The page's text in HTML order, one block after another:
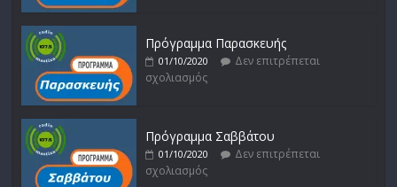
Πρόγραμμα Παρασκευής
01/10/2020
Δεν επιτρέπεται
σχολιασμός
Πρόγραμμα Σαββάτου
01/10/2020
Δεν επιτρέπεται
σχολιασμός